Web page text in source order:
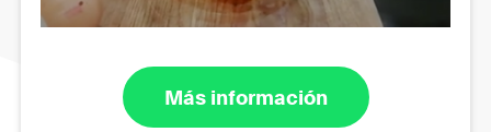
Más información